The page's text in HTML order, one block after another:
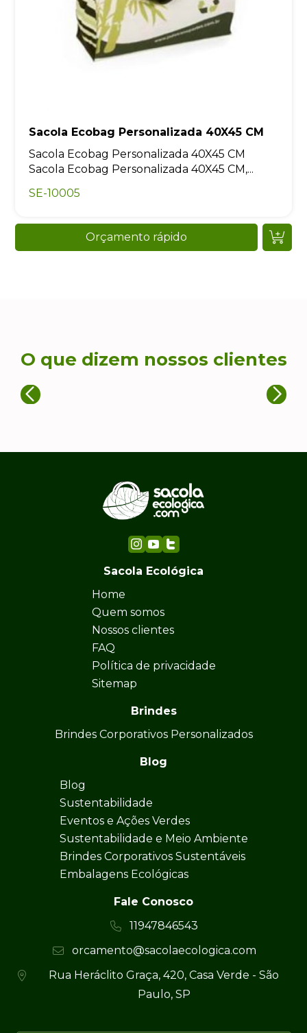
Sacola Ecobag Personalizada 40X45 CM
Sacola Ecobag Personalizada 40X45 CM
Sacola Ecobag Personalizada 40X45 CM,...
SE-10005
Orçamento rápido
O que dizem nossos clientes
Sacola Ecológica
Home
Quem somos
Nossos clientes
FAQ
Política de privacidade
Sitemap
Brindes
Brindes Corporativos Personalizados
Blog
Blog
Sustentabilidade
Eventos e Ações Verdes
Sustentabilidade e Meio Ambiente
Brindes Corporativos Sustentáveis
Embalagens Ecológicas
Fale Conosco
11947846543
orcamento@sacolaecologica.com
Rua Heráclito Graça, 420, Casa Verde - São
Paulo, SP